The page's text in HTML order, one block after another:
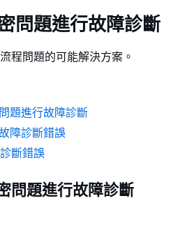
問題進行故障診斷
程問題的可能解決方案。
題進行故障診斷
障診斷錯誤
斷錯誤
問題進行故障診斷